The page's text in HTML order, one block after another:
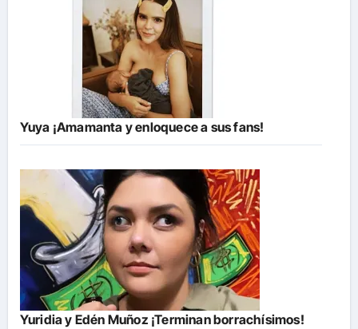
Yuya ¡Amamanta y enloquece a sus fans!
Yuridia y Edén Muñoz ¡Terminan borrachísimos!